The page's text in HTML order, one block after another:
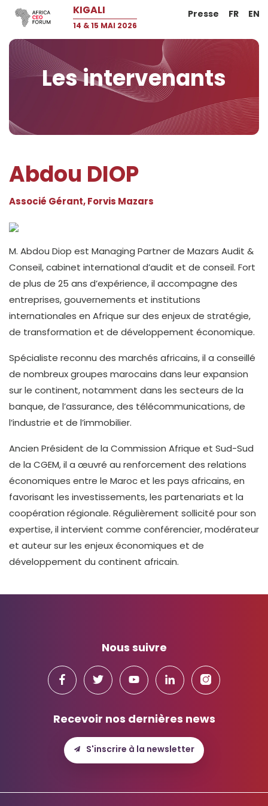
KIGALI
14 & 15 MAI 2026
Presse FR EN
Les intervenants
Abdou DIOP
Associé Gérant, Forvis Mazars
M. Abdou Diop est Managing Partner de Mazars Audit &
Conseil, cabinet international d’audit et de conseil. Fort
de plus de 25 ans d’expérience, il accompagne des
entreprises, gouvernements et institutions
internationales en Afrique sur des enjeux de stratégie,
de transformation et de développement économique.
Spécialiste reconnu des marchés africains, il a conseillé
de nombreux groupes marocains dans leur expansion
sur le continent, notamment dans les secteurs de la
banque, de l’assurance, des télécommunications, de
l’industrie et de l’immobilier.
Ancien Président de la Commission Afrique et Sud-Sud
de la CGEM, il a œuvré au renforcement des relations
économiques entre le Maroc et les pays africains, en
favorisant les investissements, les partenariats et la
coopération régionale. Régulièrement sollicité pour son
expertise, il intervient comme conférencier, modérateur
et auteur sur les enjeux économiques et de
développement du continent africain.
Nous suivre
Recevoir nos dernières news
S'inscrire à la newsletter